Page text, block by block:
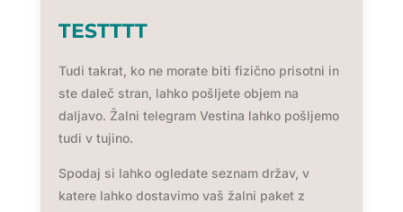
TESTTTT
Tudi takrat, ko ne morate biti fizično prisotni in
ste daleč stran, lahko pošljete objem na
daljavo. Žalni telegram Vestina lahko pošljemo
tudi v tujino.
Spodaj si lahko ogledate seznam držav, v
katere lahko dostavimo vaš žalni paket z